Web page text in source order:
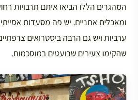
המהגרים הללו הביאו איתם תרבויות
ומאכלים אתניים. יש פה מסעדות
ערביות ויש גם הרבה ביסטרואים
שהקימו צעירים שבועטים במוסכמות.